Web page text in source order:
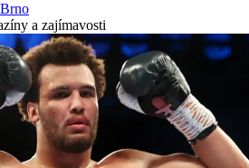
Brno
a zajímavosti